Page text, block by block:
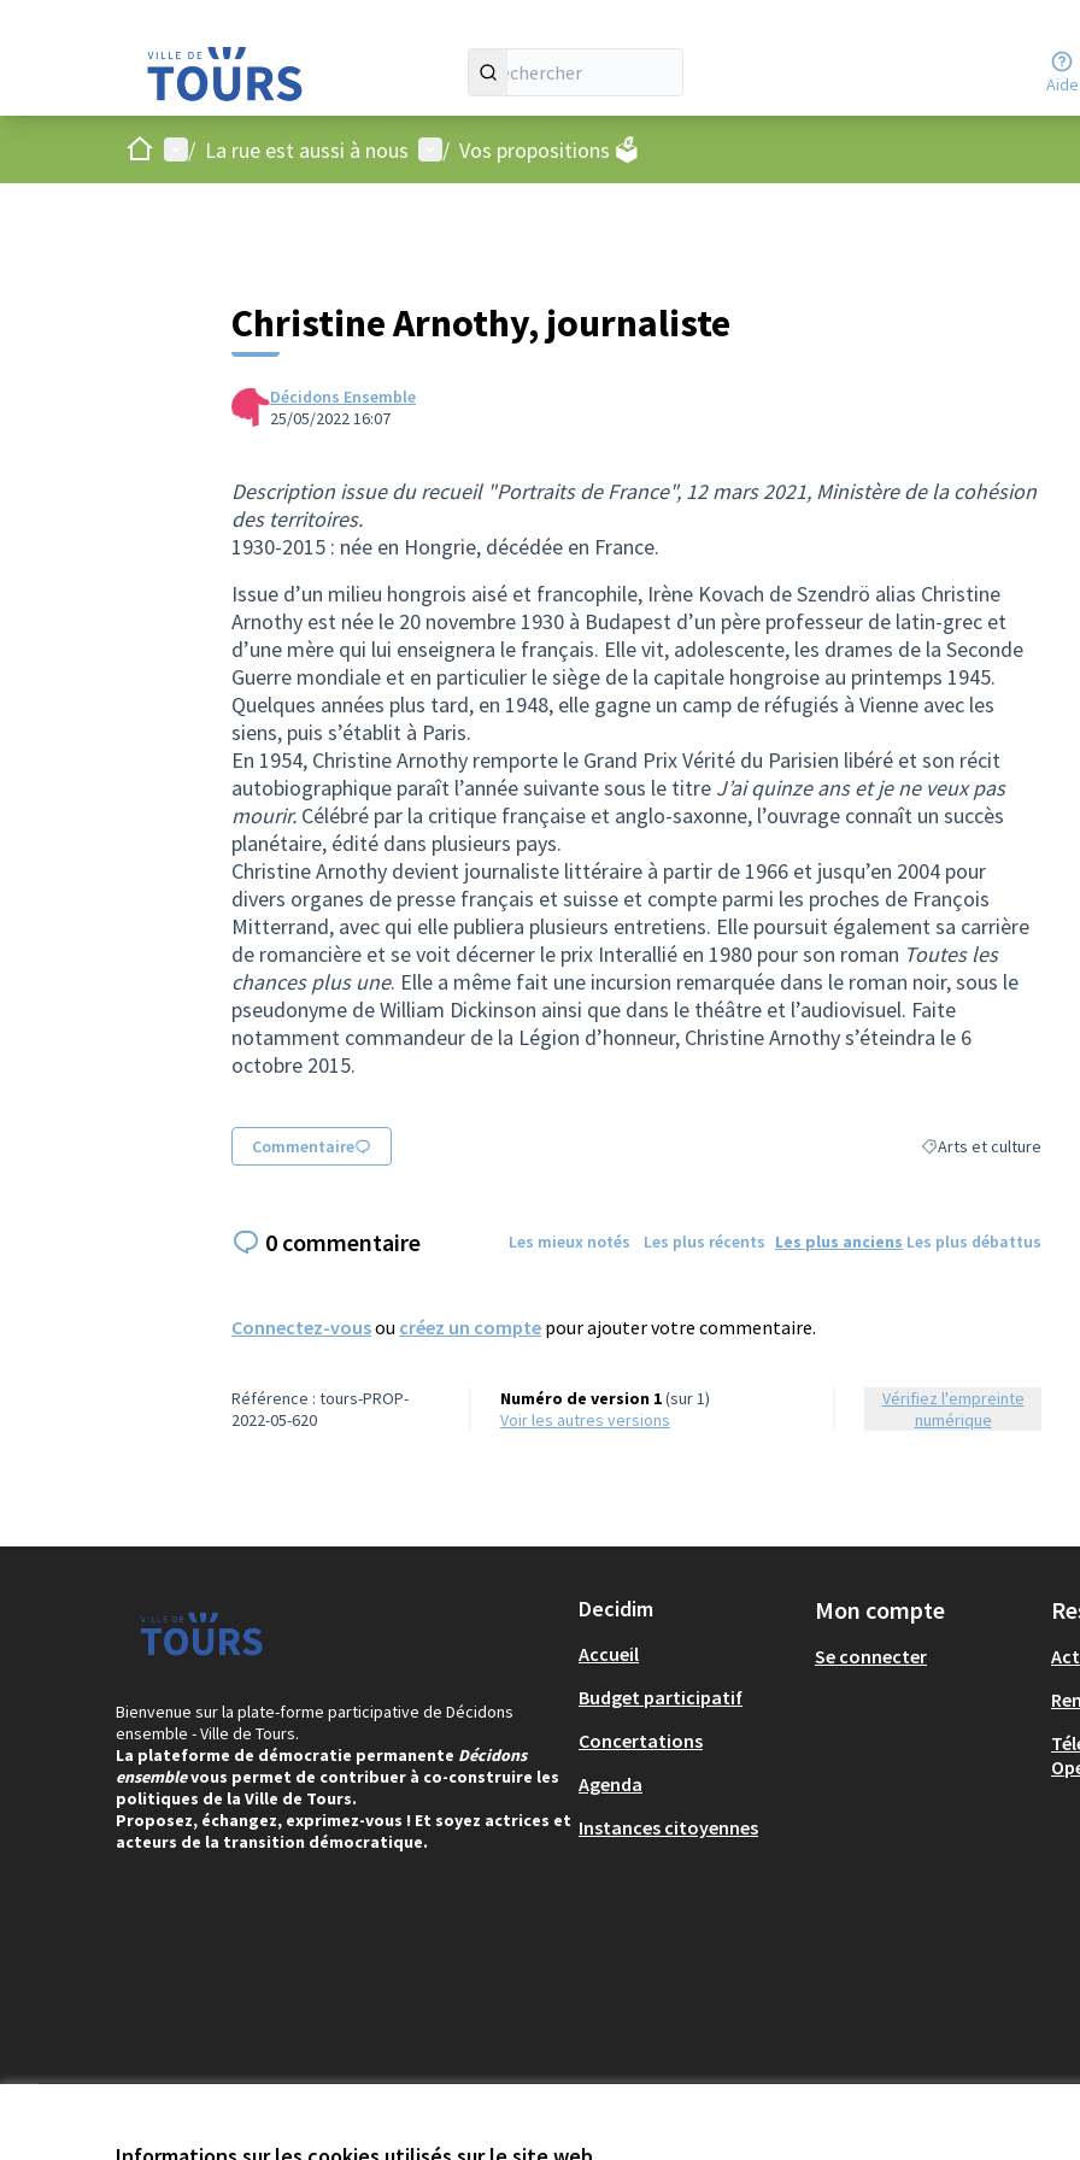
Aide
AccueilMenu principal
/ La rue est aussi à nous Menu utilisateur
/ Vos propositions 🗳️
Christine Arnothy, journaliste
Décidons Ensemble
25/05/2022 16:07
Description issue du recueil "Portraits de France", 12 mars 2021, Ministère de la cohésion
des territoires.
1930-2015 : née en Hongrie, décédée en France.
Issue d’un milieu hongrois aisé et francophile, Irène Kovach de Szendrö alias Christine
Arnothy est née le 20 novembre 1930 à Budapest d’un père professeur de latin-grec et
d’une mère qui lui enseignera le français. Elle vit, adolescente, les drames de la Seconde
Guerre mondiale et en particulier le siège de la capitale hongroise au printemps 1945.
Quelques années plus tard, en 1948, elle gagne un camp de réfugiés à Vienne avec les
siens, puis s’établit à Paris.
En 1954, Christine Arnothy remporte le Grand Prix Vérité du Parisien libéré et son récit
autobiographique paraît l’année suivante sous le titre J’ai quinze ans et je ne veux pas
mourir. Célébré par la critique française et anglo-saxonne, l’ouvrage connaît un succès
planétaire, édité dans plusieurs pays.
Christine Arnothy devient journaliste littéraire à partir de 1966 et jusqu’en 2004 pour
divers organes de presse français et suisse et compte parmi les proches de François
Mitterrand, avec qui elle publiera plusieurs entretiens. Elle poursuit également sa carrière
de romancière et se voit décerner le prix Interallié en 1980 pour son roman Toutes les
chances plus une. Elle a même fait une incursion remarquée dans le roman noir, sous le
pseudonyme de William Dickinson ainsi que dans le théâtre et l’audiovisuel. Faite
notamment commandeur de la Légion d’honneur, Christine Arnothy s’éteindra le 6
octobre 2015.
Commentaire Filtrer les résultats
Arts et culture
0 commentaire Les mieux notés Les plus récents Les plus anciens Les plus débattus
Connectez-vousou créez un compte pour ajouter votre commentaire.
Référence : tours-PROP-
2022-05-620
Numéro de version 1(sur 1)
voir les autres versions
Vérifiez l'empreinte
numérique
Bienvenue sur la plate-forme participative de Décidons
ensemble - Ville de Tours.
La plateforme de démocratie permanente Décidons
ensemblevous permet de contribuer à co-construire les
politiques de la Ville de Tours.
Proposez, échangez, exprimez-vous ! Et soyez actrices et
acteurs de la transition démocratique.
Decidim
Accueil
Budget participatif
Concertations
Agenda
Instances citoyennes
Mon compte
Se connecter